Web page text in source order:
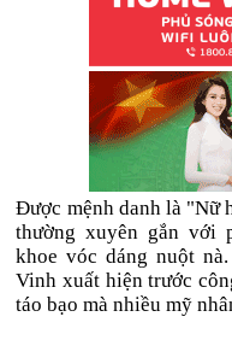
Được mệnh danh là "Nữ
thường xuyên gắn với
khoe vóc dáng nuột
Vinh xuất hiện trước
táo bạo mà nhiều mỹ